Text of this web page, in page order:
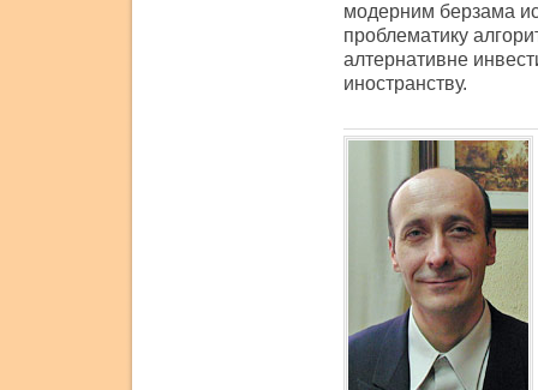
модерним берзама
проблематику
алтернативне
иностранству.